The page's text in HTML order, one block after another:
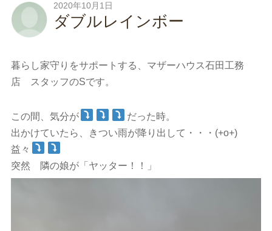
2020年10月1日
ダブルレインボー
暮らし家守りをサポートする、マザーハウス石田工務
店 スタッフのSです。
この間、気分が
だった時。
出かけていたら、きつい雨が降り出して・・・(+o+)
益々
突然 隣の娘が「ヤッター！！」